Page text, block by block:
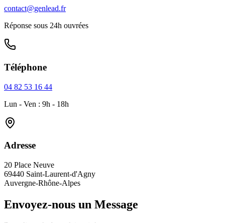
contact@genlead.fr
Réponse sous 24h ouvrées
Téléphone
04 82 53 16 44
Lun - Ven : 9h - 18h
Adresse
20 Place Neuve
69440 Saint-Laurent-d'Agny
Auvergne-Rhône-Alpes
Envoyez-nous un Message